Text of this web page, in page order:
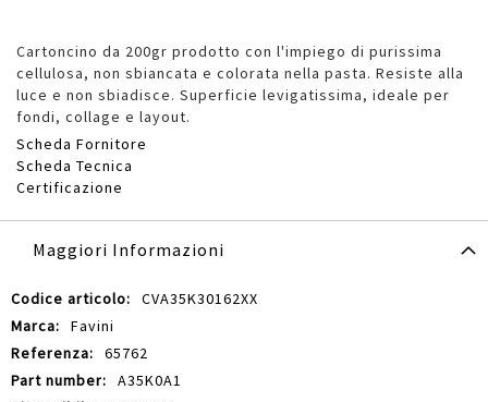
Cartoncino da 200gr prodotto con l'impiego di purissima
cellulosa, non sbiancata e colorata nella pasta. Resiste alla
luce e non sbiadisce. Superficie levigatissima, ideale per
fondi, collage e layout.
Scheda Fornitore
Scheda Tecnica
Certificazione
Maggiori Informazioni
Maggiori
Informazioni
CVA35K30162XX
Favini
65762
A35K0A1